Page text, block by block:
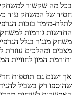
בכל מה שקשור
חסיד של המשחק עוד
לתלת-מימד בזכות
החדשות גורמות למשחק
משחק מנג'ר בגלל
מצבים ומהלכים עוזרת
ותורמת המון לחוויית
אך ישנם גם תוספות
שהוספו רק בשביל